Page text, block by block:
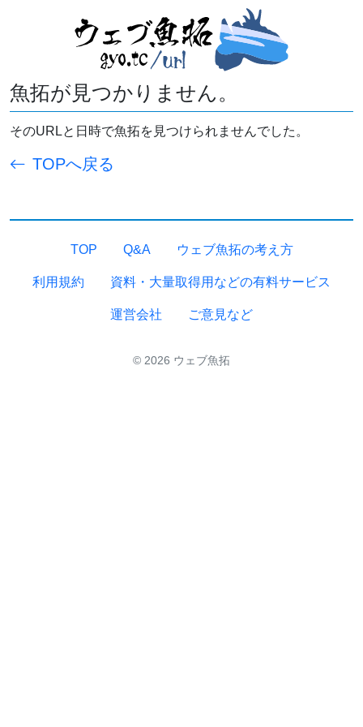
魚拓が見つかりません。
そのURLと日時で魚拓を見つけられませんでした。
TOPへ戻る
TOP Q&A ウェブ魚拓の考え方
利用規約 資料・大量取得用などの有料サービス
運営会社 ご意見など
© 2026 ウェブ魚拓